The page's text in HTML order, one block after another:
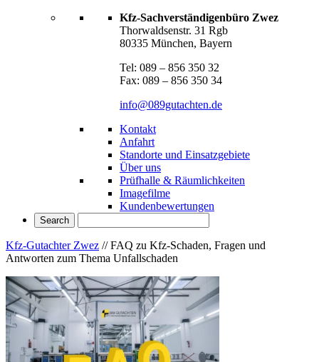
Kfz-Sachverständigenbüro Zwez
Thorwaldsenstr. 31 Rgb
80335 München, Bayern
Tel: 089 – 856 350 32
Fax: 089 – 856 350 34
info@089gutachten.de
Kontakt
Anfahrt
Standorte und Einsatzgebiete
Über uns
Prüfhalle & Räumlichkeiten
Imagefilme
Kundenbewertungen
Kfz-Gutachter Zwez //FAQ zu Kfz-Schaden, Fragen und
Antworten zum Thema Unfallschaden